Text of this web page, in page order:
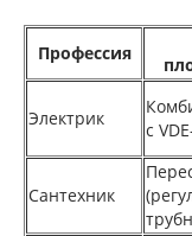
Профессия
Электрик
с
Сантехник